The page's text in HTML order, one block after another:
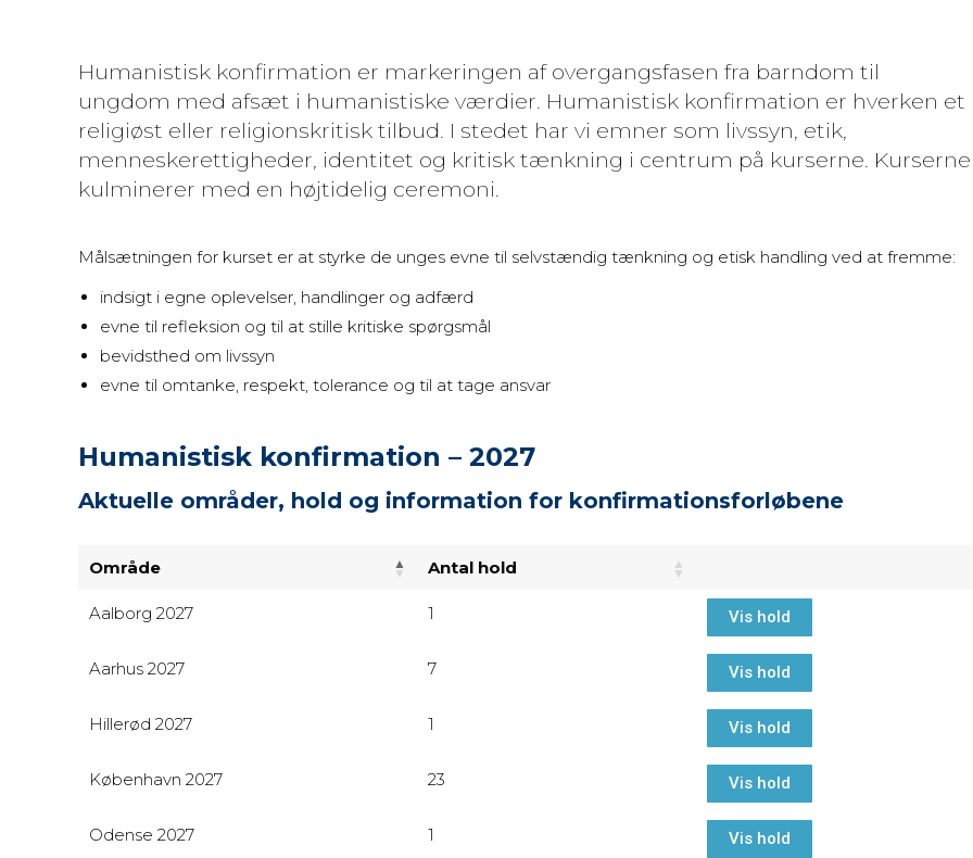
Humanistisk konfirmation er markeringen af overgangsfasen fra barndom til
ungdom med afsæt i humanistiske værdier. Humanistisk konfirmation er hverken et
religiøst eller religionskritisk tilbud. I stedet har vi emner som livssyn, etik,
menneskerettigheder, identitet og kritisk tænkning i centrum på kurserne. Kurserne
kulminerer med en højtidelig ceremoni.
Målsætningen for kurset er at styrke de unges evne til selvstændig tænkning og etisk handling ved at fremme:
indsigt i egne oplevelser, handlinger og adfærd
evne til refleksion og til at stille kritiske spørgsmål
bevidsthed om livssyn
evne til omtanke, respekt, tolerance og til at tage ansvar
Humanistisk konfirmation – 2027
Aktuelle områder, hold og information for konfirmationsforløbene
Område Antal hold
Aalborg 2027 1 Vis hold
Aarhus 2027 7 Vis hold
Hillerød 2027 1 Vis hold
København 2027 23 Vis hold
Odense 2027 1 Vis hold